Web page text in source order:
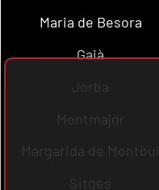
Maria de Besora
Gaià
Jorba
Montmajor
Margarida de Montbui
Sitges